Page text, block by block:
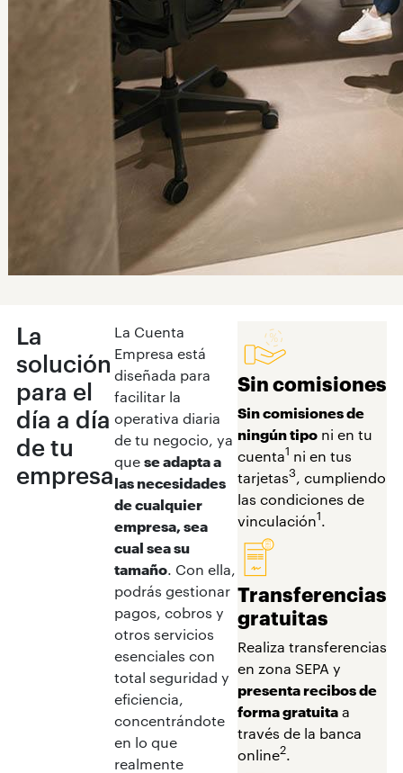
La
solución
para el
día a día
de tu
empresa
La Cuenta
Empresa está
diseñada para
facilitar la
operativa diaria
de tu negocio, ya
que se adapta a
las necesidades
de cualquier
empresa, sea
cual sea su
tamaño. Con ella,
podrás gestionar
pagos, cobros y
otros servicios
esenciales con
total seguridad y
eficiencia,
concentrándote
en lo que
realmente
Sin comisiones
Sin comisiones de
ningún tipo ni en tu
cuenta1 ni en tus
tarjetas3 , cumpliendo
las condiciones de
vinculación1
Transferencias
gratuitas
Realiza transferencias
en zona SEPA y
presenta recibos de
forma gratuita a
través de la banca
online2